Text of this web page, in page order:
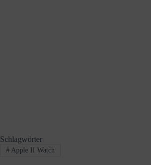
Schlagwörter
#Apple II Watch